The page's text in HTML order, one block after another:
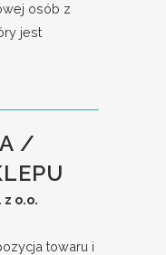
osób z
jest
/
z o.o.
towaru i